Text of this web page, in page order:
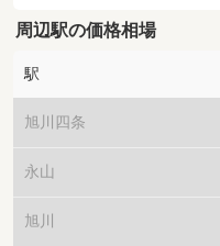
周辺駅の価格相場
駅
旭川四条
永山
旭川